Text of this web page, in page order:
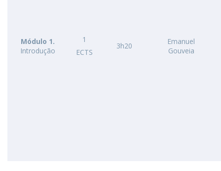
Módulo 1.
Introdução
1
ECTS
3h20
Emanuel
Gouveia